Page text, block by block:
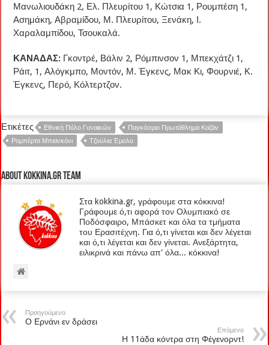
Μανωλιουδάκη 2, Ελ. Πλευρίτου 1, Κώτσια 1, Ρουμπέση 1,
Ασημάκη, Αβραμίδου, Μ. Πλευρίτου, Ξενάκη, Ι.
Χαραλαμπίδου, Τσουκαλά.
ΚΑΝΑΔΑΣ: Γκοντρέ, Βάλιν 2, Ρόμπινσον 1, Μπεκχάτζι 1,
Ράιτ, 1, Αλόγκμπο, Μοντόν, Μ. Έγκενς, Μακ Κι, Φουρνιέ, Κ.
Έγκενς, Περό, Κόλτερτζον.
Ετικέτες Εθνική Πόλο Γυναικών
Παγκόσμιο Πρωτάθλημα Καζάν
Ρομπέρτα Μπιανκόνι
Τζούλια Έμολο
About kokkina.gr TEAM
Στα kokkina.gr, γράφουμε στα κόκκινα!
Γράφουμε ό,τι αφορά τον Ολυμπιακό σε
Ποδόσφαιρο, Μπάσκετ και όλα τα τμήματα
του Ερασιτέχνη. Για ό,τι γίνεται και δεν λέγεται
και ό,τι λέγεται και δεν γίνεται. Ανεξάρτητα,
ειλικρινά και πάνω απ' όλα... κόκκινα!
Προηγούμενο
Ο Ερνάνι εν δράσει
Επόμενο
Η 11άδα κόντρα στη Φέγενορντ!